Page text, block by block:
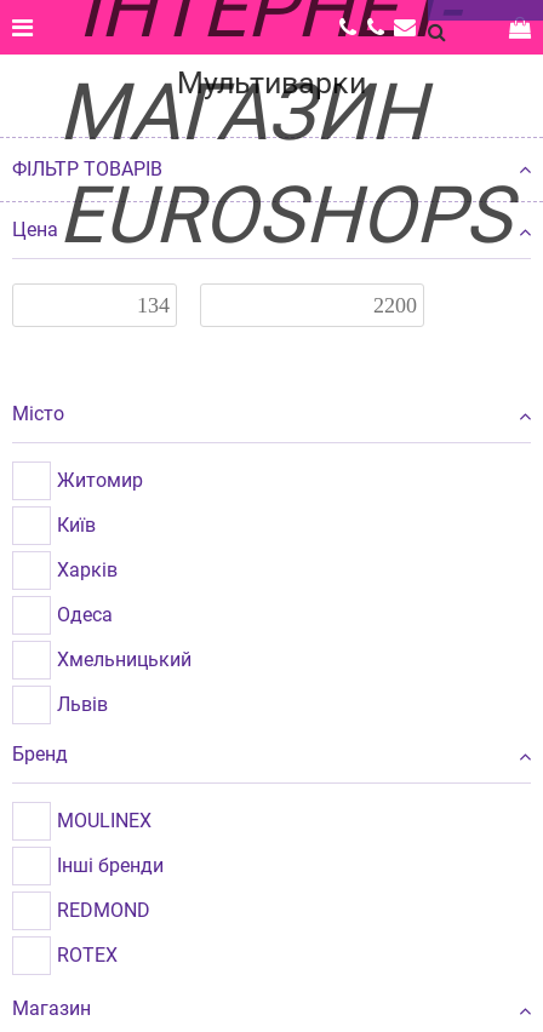
Головна | Каталог | Техніка для дому | Мультиварки
Мультиварки
ФІЛЬТР ТОВАРІВ
Цена
Місто
Житомир
Київ
Харків
Одеса
Хмельницький
Львів
Рівне
Чернівці
Бренд
MOULINEX
Інші бренди
REDMOND
ROTEX
Магазин